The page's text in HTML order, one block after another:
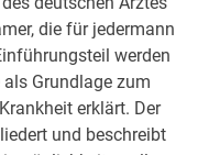
die für jedermann
werden
Grundlage zum
erklärt. Der
und beschreibt